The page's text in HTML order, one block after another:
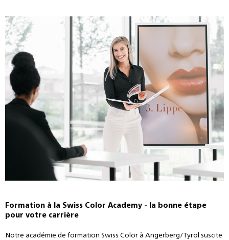
Formation à la Swiss Color Academy - la bonne étape
pour votre carrière
Notre académie de formation Swiss Color à Angerberg/Tyrol suscite